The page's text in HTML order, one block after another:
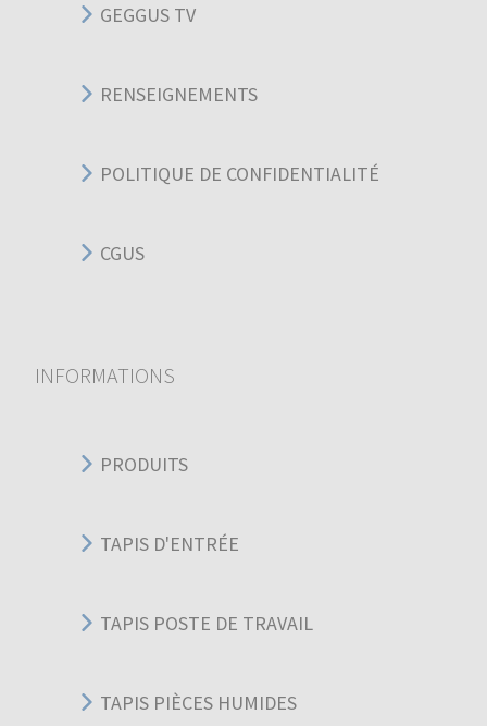
GEGGUS TV
RENSEIGNEMENTS
POLITIQUE DE CONFIDENTIALITÉ
CGUS
INFORMATIONS
PRODUITS
TAPIS D'ENTRÉE
TAPIS POSTE DE TRAVAIL
TAPIS PIÈCES HUMIDES